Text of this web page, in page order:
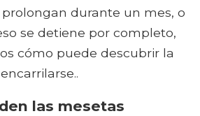
durante un mes, o
se detiene por completo,
cómo puede descubrir la
las mesetas